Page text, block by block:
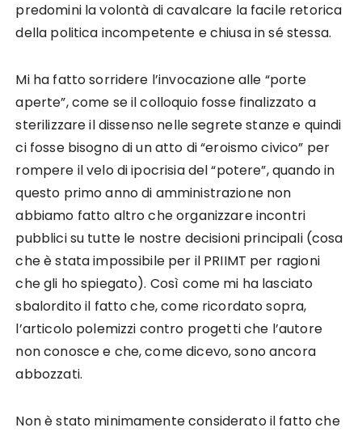
predomini la volontà di cavalcare la facile retorica
della politica incompetente e chiusa in sé stessa.
Mi ha fatto sorridere l’invocazione alle “porte
aperte”, come se il colloquio fosse finalizzato a
sterilizzare il dissenso nelle segrete stanze e quindi
ci fosse bisogno di un atto di “eroismo civico” per
rompere il velo di ipocrisia del “potere”, quando in
questo primo anno di amministrazione non
abbiamo fatto altro che organizzare incontri
pubblici su tutte le nostre decisioni principali (cosa
che è stata impossibile per il PRIIMT per ragioni
che gli ho spiegato). Così come mi ha lasciato
sbalordito il fatto che, come ricordato sopra,
l’articolo polemizzi contro progetti che l’autore
non conosce e che, come dicevo, sono ancora
abbozzati.
Non è stato minimamente considerato il fatto che